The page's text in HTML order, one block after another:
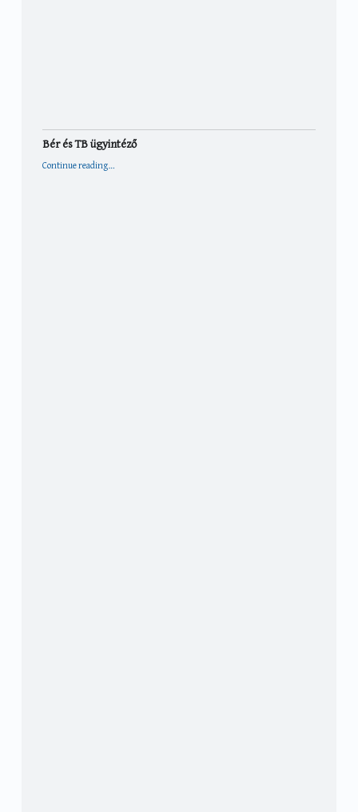
Bér és TB ügyintéző
Continue reading“Bér és TB ügyintéző”
…